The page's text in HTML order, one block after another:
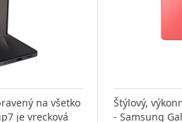
na všetko
je vrecková
Štýlový,
- Samsung